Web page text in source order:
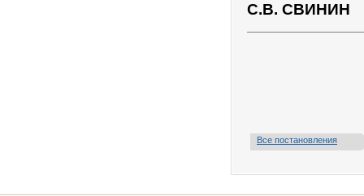
С.В. СВИНИН
Все постановления